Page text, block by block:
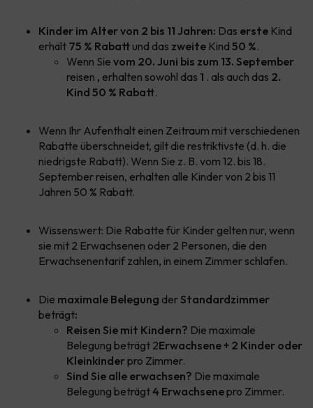
Kinder im Alter von 2 bis 11 Jahren: Das erste Kind
erhält 75 % Rabatt und das zweite Kind 50 %.
Wenn Sie vom 20. Juni bis zum 13. September
reisen , erhalten sowohl das 1 . als auch das 2.
Kind 50 % Rabatt.
Wenn Ihr Aufenthalt einen Zeitraum mit verschiedenen
Rabatte überschneidet, gilt die restriktivste (d. h. die
niedrigste Rabatt). Wenn Sie z. B. vom 12. bis 18.
September reisen, erhalten alle Kinder von 2 bis 11
Jahren 50 % Rabatt.
Wissenswert: Die Rabatte für Kinder gelten nur, wenn
sie mit 2 Erwachsenen oder 2 Personen, die den
Erwachsenentarif zahlen, in einem Zimmer schlafen.
Die maximale Belegung der Standardzimmer
beträgt:
Reisen Sie mit Kindern? Die maximale
Belegung beträgt 2Erwachsene + 2 Kinder oder
Kleinkinderpro Zimmer.
Sind Sie alle erwachsen? Die maximale
Belegung beträgt4 Erwachsenepro Zimmer.